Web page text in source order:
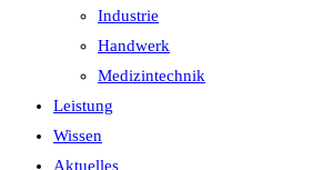
Industrie
Handwerk
Medizintechnik
Leistung
Wissen
Aktuelles